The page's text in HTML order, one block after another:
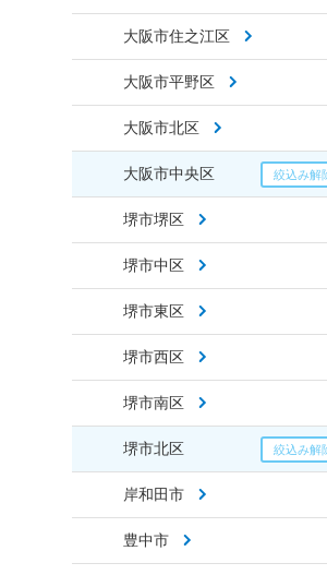
大阪市住之江区
大阪市平野区
大阪市北区
大阪市中央区
堺市堺区
堺市中区
堺市東区
堺市西区
堺市南区
堺市北区
岸和田市
豊中市